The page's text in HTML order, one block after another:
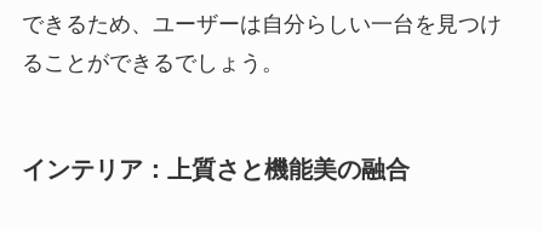
できるため、ユーザーは自分らしい一台を見つけ
ることができるでしょう。
インテリア：上質さと機能美の融合